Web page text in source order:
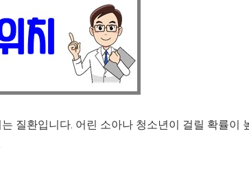
질환입니다. 어린 소아나 청소년이 걸릴 확률이